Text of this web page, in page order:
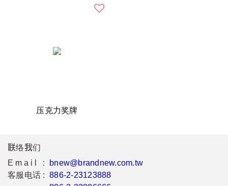
压克力奖牌
联络我们
Email :
bnew@brandnew.com.tw
客服电话 : 886-2-23123888